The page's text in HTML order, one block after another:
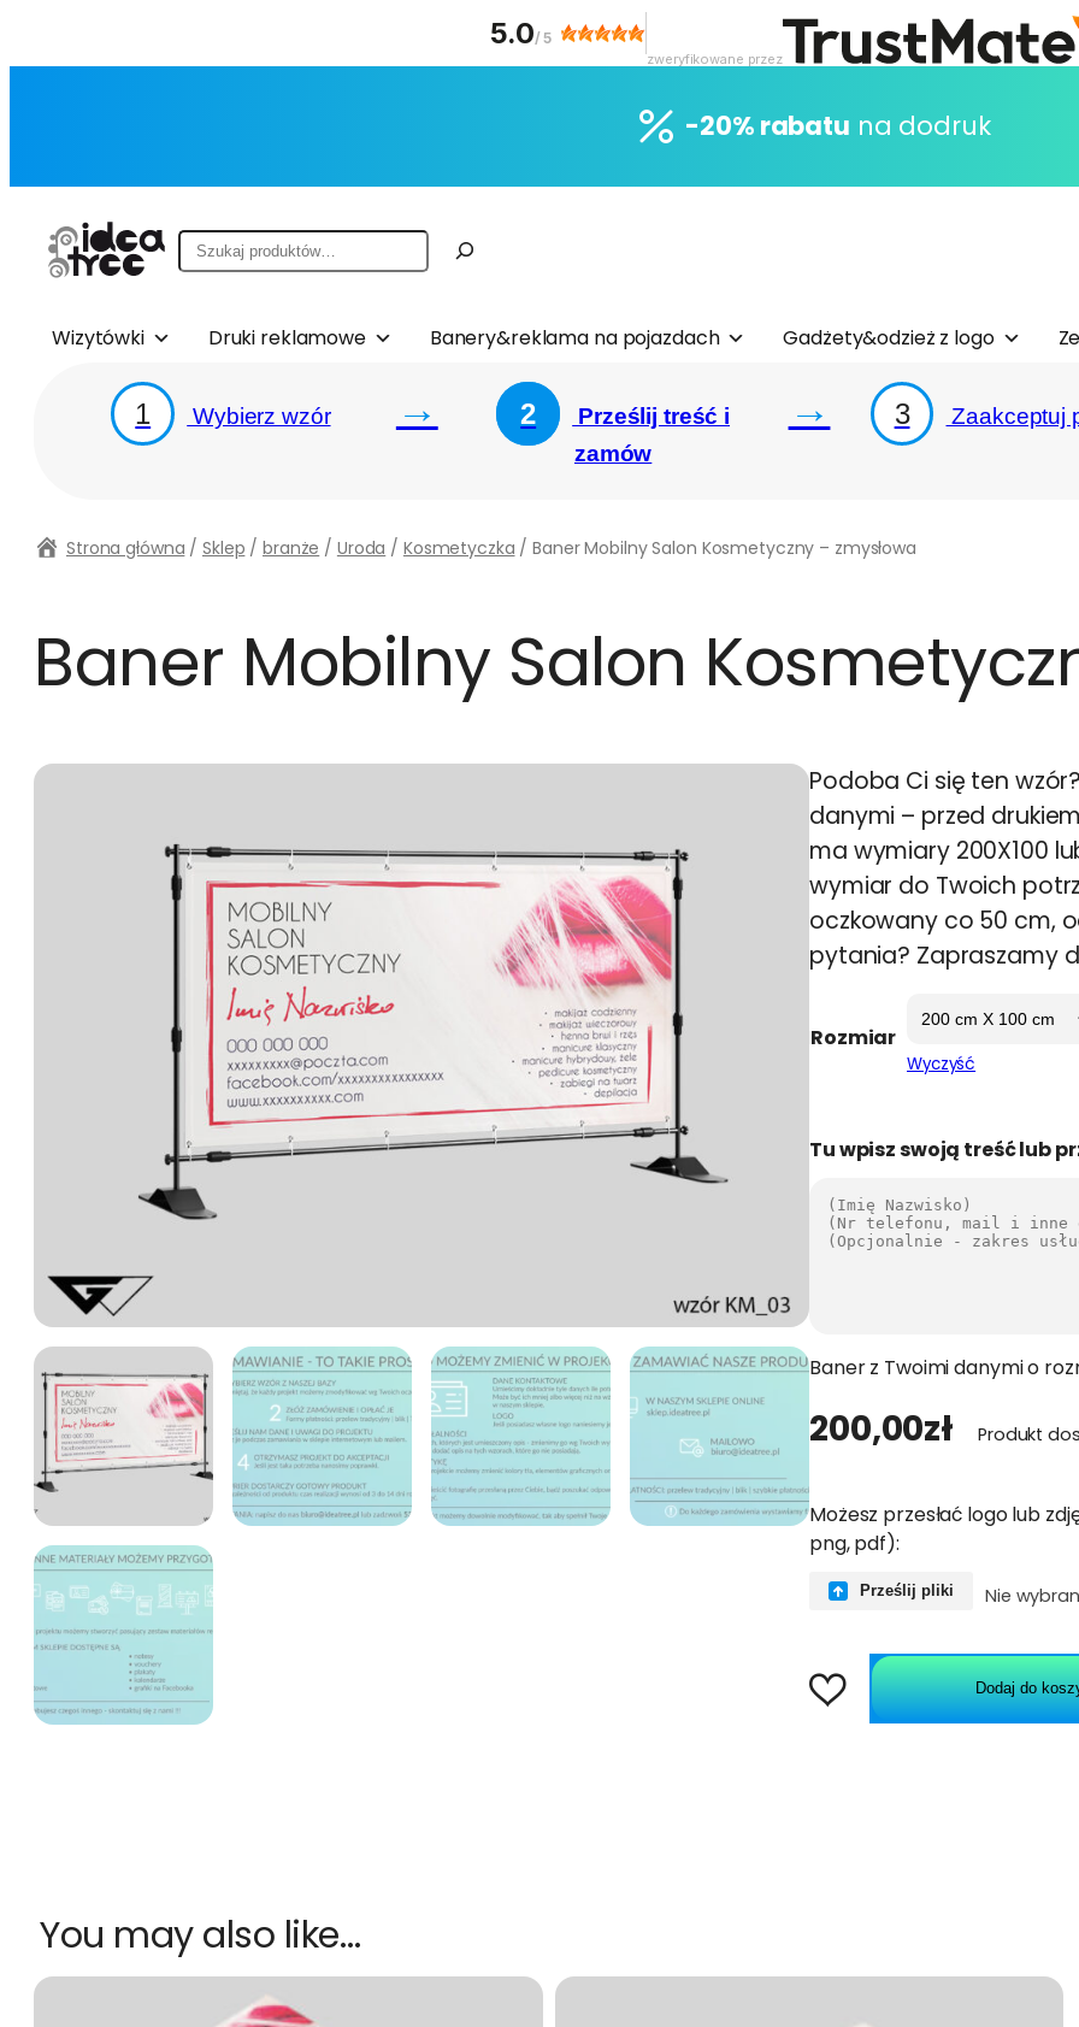
-20% rabatu na dodruk
Szukaj
Wizytówki Druki reklamowe Banery&reklama na pojazdach Gadżety&odzież z logo
1 Wybierz wzór → 2
Prześlij treść i
zamów
→ 3 Zaakceptuj
Strona główna / Sklep / branże / Uroda / Kosmetyczka / Baner Mobilny Salon Kosmetyczny – zmysłowa
Baner Mobilny Salon
Podoba Ci się ten
danymi – przed
ma wymiary 200X100
wymiar do Twoich
oczkowany co 50 cm,
pytania? Zapraszamy
Rozmiar
Wyczyść
Tu wpisz swoją treść lub
Baner z Twoimi danymi o
200,00zł Produkt
Możesz przesłać logo lub
png, pdf):
Prześlij pliki Nie
Dodaj do
You may also like…
5.0/ 5
zweryfikowane przez